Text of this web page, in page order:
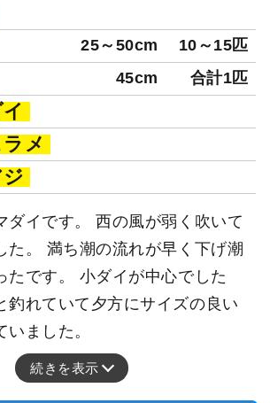
25～50cm 10～15匹
45cm 合計1匹
メ
ダイです。 西の風が弱く吹いて
た。 満ち潮の流れが早く下げ潮
たです。 小ダイが中心でした
釣れていて夕方にサイズの良い
ました。
続きを表示